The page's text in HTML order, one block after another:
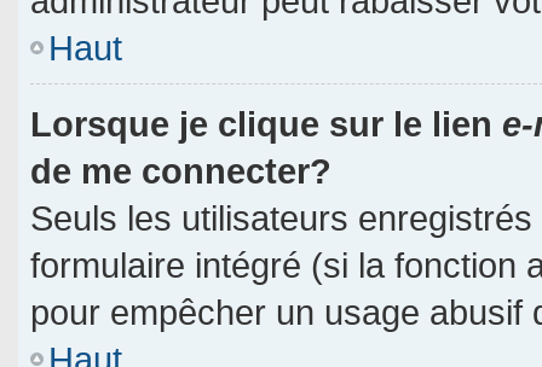
Haut
Lorsque je clique sur le lien
de me connecter?
Seuls les utilisateurs
formulaire intégré (si la fonction
pour empêcher un usage abusif